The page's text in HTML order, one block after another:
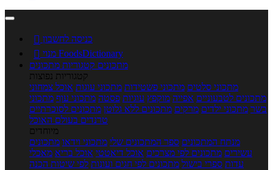
 כניסה לחשבון

מנוי FoodsDictionary
מתכונים קטגוריות מתכונים
קטגוריות נפוצות
מתכוני סלטים מתכוני פשטידות מתכוני עוגות אוכל צמחוני
מתכונים לטבעוניים אפייה מוקפץ עוגיות פסטה מתכוני עוף מתכוני
בשר מתכוני ילדים מרקים מתכונים ללא גלוטן מתכונים לסוכרתיים
טרנדים בעולם האוכל
מיוחדים
מנתח המתכונים ספר המתכונים שלי מתכוני וידאו מתכונים
עשירים מתכונים לפי מצרכים אוכל דיאטטי אוכל בריא מאכלי
עדות ספרי בישול מתכונים לפי חגים ועונות לפי שיטות הכנה